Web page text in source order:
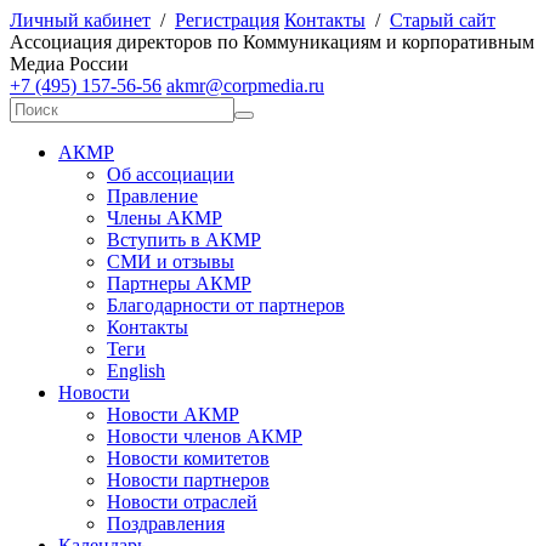
Личный кабинет / Регистрация Контакты / Старый сайт
Ассоциация директоров по Коммуникациям и корпоративным
Медиа России
+7 (495) 157-56-56 akmr@corpmedia.ru
АКМР
Об ассоциации
Правление
Члены АКМР
Вступить в АКМР
СМИ и отзывы
Партнеры АКМР
Благодарности от партнеров
Контакты
Теги
English
Новости
Новости АКМР
Новости членов АКМР
Новости комитетов
Новости партнеров
Новости отраслей
Поздравления